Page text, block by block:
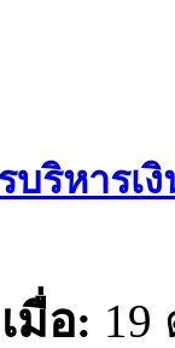
บริหาร
มื่อ: 19